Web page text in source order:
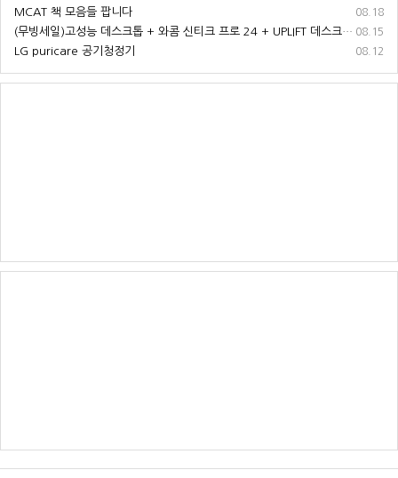
08.18
MCAT 책 모음들 팝니다
08.15
(무빙세일)고성능 데스크톱 + 와콤 신티크 프로 24 + UPLIFT 데스크 + 기타 부속품 전부 팝니다
08.12
LG puricare 공기청정기